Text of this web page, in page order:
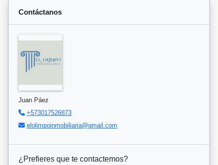
Contáctanos
Juan Páez
+573017526873
elolimpoinmobiliaria@gmail.com
¿Prefieres que te contactemos?